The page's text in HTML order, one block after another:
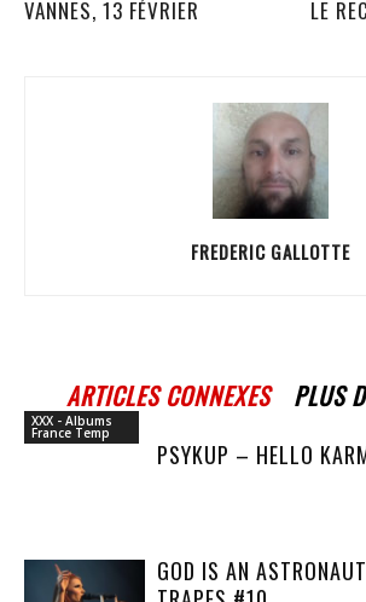
VANNES, 13 FÉVRIER
LE
FREDERIC GALLOTTE
ARTICLES CONNEXES PLUS
XXX - Albums
France Temp
PSYKUP – HELLO
GOD IS AN